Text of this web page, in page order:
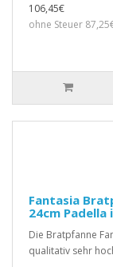
106,45€
ohne Steuer
Fantasia
24cm
Die Bratpfanne
qualitativ sehr